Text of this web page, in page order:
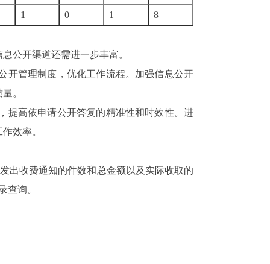
1 0 1 8
公开渠道还需进一步丰富。
开管理制度，优化工作流程。加强信息公开
。
提高依申请公开答复的精准性和时效性。进
效率。
发出收费通知的件数和总金额以及实际收取的
查询。